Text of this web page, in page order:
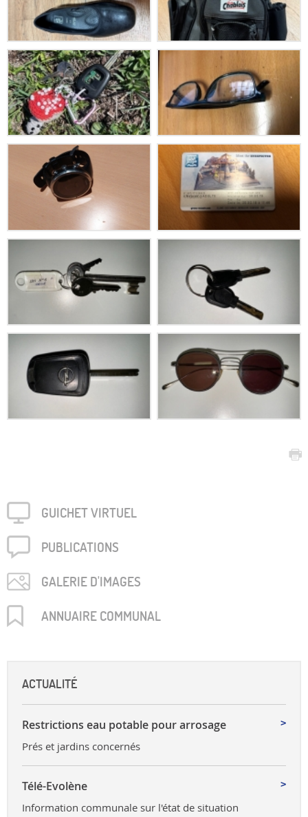
GUICHET VIRTUEL
PUBLICA­TIONS
GALERIE D'IMAGES
ANNUAIRE COMMUNAL
ACTUALITÉ
Restrictions eau potable pour arrosage
Prés et jardins concernés
Télé-Evolène
Information communale sur l'état de situation